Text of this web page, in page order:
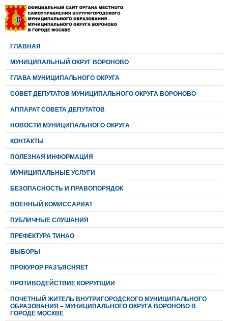
ГЛАВНАЯ
МУНИЦИПАЛЬНЫЙ ОКРУГ ВОРОНОВО
ГЛАВА МУНИЦИПАЛЬНОГО ОКРУГА
CОВЕТ ДЕПУТАТОВ МУНИЦИПАЛЬНОГО ОКРУГА ВОРОНОВО
АППАРАТ СОВЕТА ДЕПУТАТОВ
НОВОСТИ МУНИЦИПАЛЬНОГО ОКРУГА
КОНТАКТЫ
ПОЛЕЗНАЯ ИНФОРМАЦИЯ
МУНИЦИПАЛЬНЫЕ УСЛУГИ
БЕЗОПАСНОСТЬ И ПРАВОПОРЯДОК
ВОЕННЫЙ КОМИССАРИАТ
ПУБЛИЧНЫЕ СЛУШАНИЯ
ПРЕФЕКТУРА ТИНАО
ВЫБОРЫ
ПРОКУРОР РАЗЪЯСНЯЕТ
ПРОТИВОДЕЙСТВИЕ КОРРУПЦИИ
ПОЧЕТНЫЙ ЖИТЕЛЬ ВНУТРИГОРОДСКОГО МУНИЦИПАЛЬНОГО
ОБРАЗОВАНИЯ – МУНИЦИПАЛЬНОГО ОКРУГА ВОРОНОВО В
ГОРОДЕ МОСКВЕ